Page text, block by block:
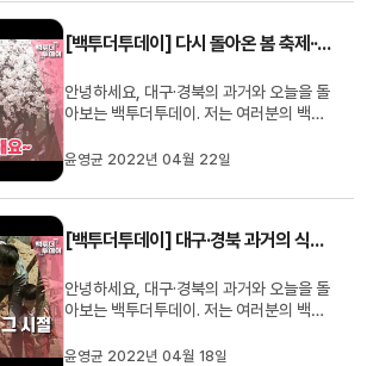
백투더투데이에서는 그...
[백투더투데이] 다시 돌아온 봄 축제···대구·경북 과거의 꽃구경
안녕하세요, 대구·경북의 과거와 오늘을 돌
아보는 백투더투데이. 저는 여러분의 백투
고 기다리던 그 순간이 왔습니다! 바로 4월
제되었는데요. 정말 많이 기다리셨습니다.
시 시작될 봄 축제들의 ...
윤영균 2022년 04월 22일
[백투더투데이] 대구·경북 과거의 식목일
안녕하세요, 대구·경북의 과거와 오늘을 돌
아보는 백투더투데이. 저는 여러분의 백투
일’로 나무를 많이 심고 아껴 가꾸도록 권장
윤영균 2022년 04월 18일